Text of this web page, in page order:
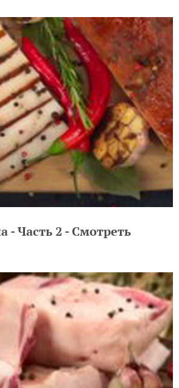
- Часть 2 - Смотреть